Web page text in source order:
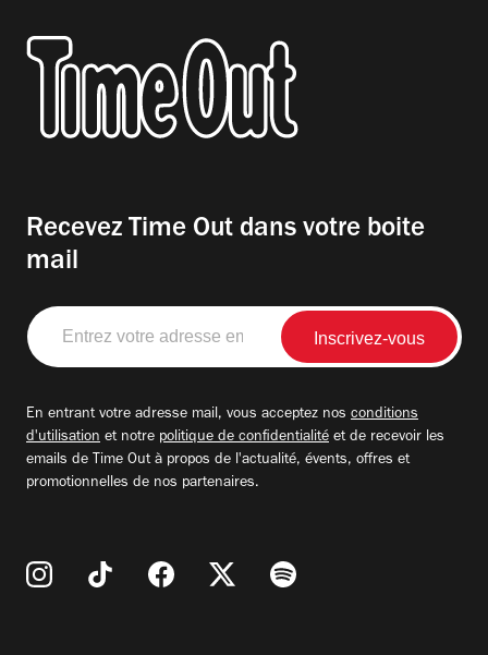
Recevez Time Out dans votre boite
mail
Entrez
votre
adresse
En entrant votre adresse mail, vous acceptez nos conditions
d'utilisation et notre politique de confidentialité et de recevoir les
emails de Time Out à propos de l'actualité, évents, offres et
promotionnelles de nos partenaires.